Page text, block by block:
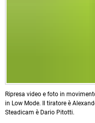
Ripresa video e foto in
in Low Mode. Il tiratore è
Steadicam è Dario Pitotti.